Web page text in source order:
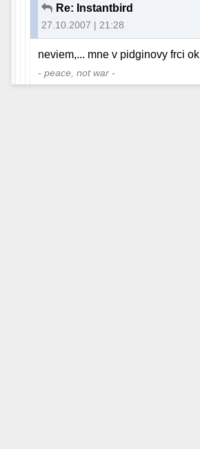
Re: Instantbird
27.10.2007 | 21:28
neviem,... mne v pidginovy frci ok
- peace, not war -